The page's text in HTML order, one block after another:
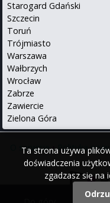
Ta strona używa
doświadczenia
zgadzasz się na
Starogard Gdański
Szczecin
Toruń
Trójmiasto
Warszawa
Wałbrzych
Wrocław
Zabrze
Zawiercie
Zielona Góra
O serwisie•Polityka